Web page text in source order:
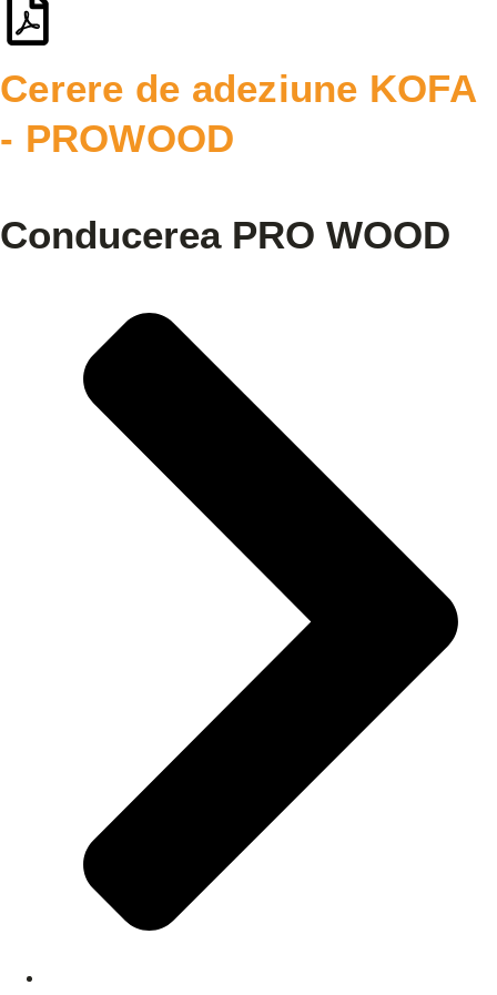
Cerere de adeziune KOFA
- PROWOOD
Conducerea PRO WOOD